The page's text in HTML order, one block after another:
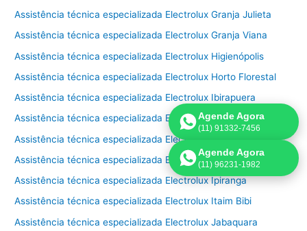
Assistência técnica especializada Electrolux Granja Julieta
Assistência técnica especializada Electrolux Granja Viana
Assistência técnica especializada Electrolux Higienópolis
Assistência técnica especializada Electrolux Horto Florestal
Assistência técnica especializada Electrolux Ibirapuera
Assistência técnica especializada Electrolux Imirim
Assistência técnica especializada Electrolux Indianópolis
Assistência técnica especializada Electrolux Interlagos
Assistência técnica especializada Electrolux Ipiranga
Assistência técnica especializada Electrolux Itaim Bibi
Assistência técnica especializada Electrolux Jabaquara
Agende Agora
(11) 91332-7456
Agende Agora
(11) 96231-1982